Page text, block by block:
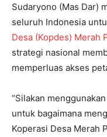
Sudaryono (Mas Dar)
seluruh Indonesia
Desa (Kopdes) Merah
strategi nasional
memperluas akses
“Silakan
untuk bagaimana
Koperasi Desa Merah